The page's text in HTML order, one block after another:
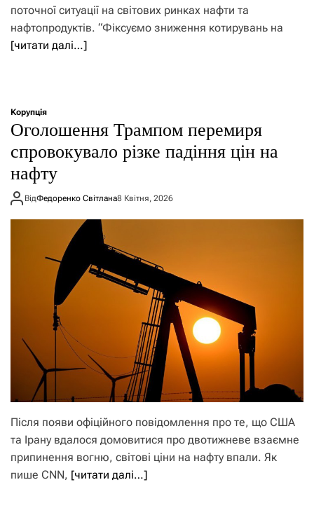
поточної ситуації на світових ринках нафти та
нафтопродуктів. “Фіксуємо зниження котирувань на
[читати далі…]
Корупція
Оголошення Трампом перемиря
спровокувало різке падіння цін на
нафту
ВідФедоренко Світлана8 Квітня, 2026
Після появи офіційного повідомлення про те, що США
та Ірану вдалося домовитися про двотижневе взаємне
припинення вогню, світові ціни на нафту впали. Як
пише CNN, [читати далі…]